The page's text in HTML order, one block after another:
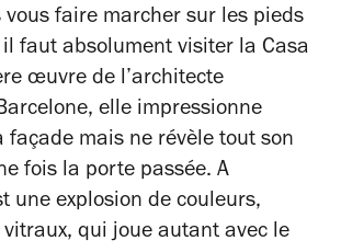
vous faire marcher sur les pieds
faut absolument visiter la Casa
œuvre de l’architecte
elle impressionne
façade mais ne révèle tout son
fois la porte passée. A
une explosion de couleurs,
qui joue autant avec le